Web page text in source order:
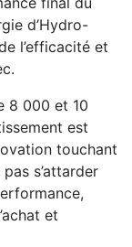
d’Hydro-
l’efficacité et
8 000 et 10
est
touchant
s’attarder
et